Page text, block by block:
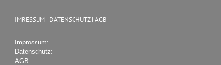
IMRESSUM | DATENSCHUTZ | AGB
Impressum:
Datenschutz:
AGB: